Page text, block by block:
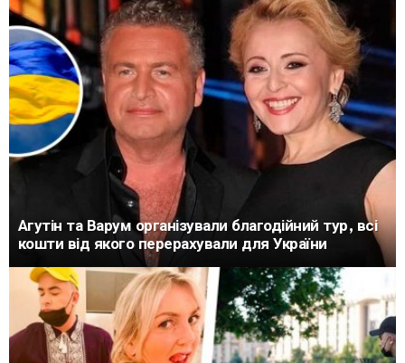
Агутін та Варум організували благодійний тур, всі
кошти від якого перерахували для України